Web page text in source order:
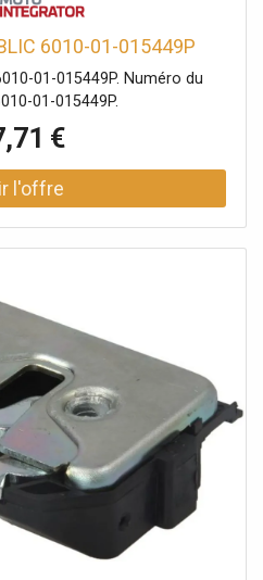
6010-01-015449P
01-015449P. Numéro du
01-015449P.
€